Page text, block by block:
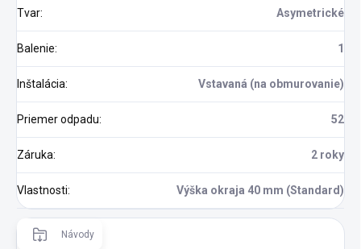
Tvar: Asymetrické
Balenie: 1
Inštalácia: Vstavaná (na obmurovanie)
Priemer odpadu: 52
Záruka: 2 roky
Vlastnosti: Výška okraja 40 mm (Standard)
Návody